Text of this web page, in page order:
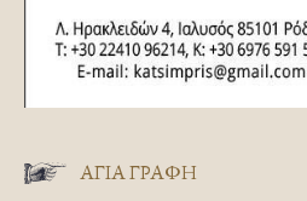
ΑΓΊΑ ΓΡΑΦΉ